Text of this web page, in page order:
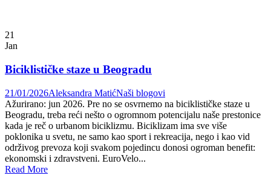
21
Jan
Biciklističke staze u Beogradu
21/01/2026Aleksandra MatićNaši blogovi
Ažurirano: jun 2026. Pre no se osvrnemo na biciklističke staze u
Beogradu, treba reći nešto o ogromnom potencijalu naše prestonice
kada je reč o urbanom biciklizmu. Biciklizam ima sve više
poklonika u svetu, ne samo kao sport i rekreacija, nego i kao vid
održivog prevoza koji svakom pojedincu donosi ogroman benefit:
ekonomski i zdravstveni. EuroVelo...
Read More